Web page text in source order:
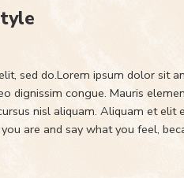
sed do.Lorem ipsum dolor sit
dignissim congue. Mauris
nisl aliquam. Aliquam et elit
are and say what you feel,